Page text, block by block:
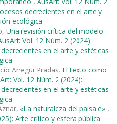
decrecientes en el arte y
ecológica
Una revisión crítica del modelo
Vol. 12 Núm. 2 (2024):
en el arte y estéticas
Arregui-Pradas, El texto como
Vol. 12 Núm. 2 (2024):
en el arte y estéticas
«La naturaleza del paisaje» ,
Arte crítico y esfera pública